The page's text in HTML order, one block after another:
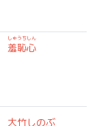
羞恥心
しゅうちしん
大竹しのぶ